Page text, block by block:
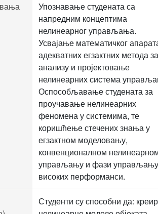
Упознавање студената са
напредним концептима
нелинеарног управљања.
Усвајање математичког
адекватних егзактних метода за
анализу и пројектовање
нелинеарних система
Оспособљавање студената за
проучавање нелинеарних
феномена у системима, те
коришћење стечених знања у
егзактном моделовању,
конвенционалном
управљању и фази управљању
високих перформанси.
Студенти су способни да: